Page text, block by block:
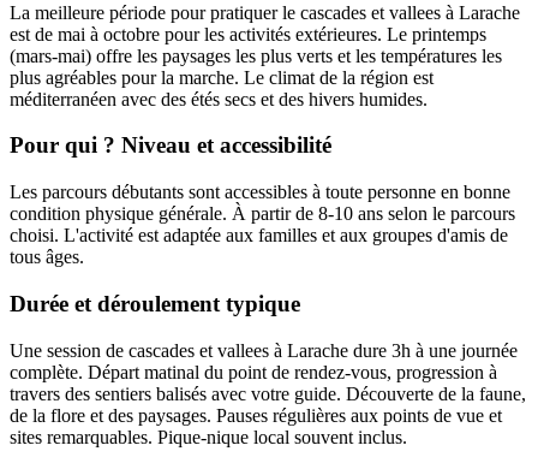
La meilleure période pour pratiquer le cascades et vallees à Larache
est de mai à octobre pour les activités extérieures. Le printemps
(mars-mai) offre les paysages les plus verts et les températures les
plus agréables pour la marche. Le climat de la région est
méditerranéen avec des étés secs et des hivers humides.
Pour qui ? Niveau et accessibilité
Les parcours débutants sont accessibles à toute personne en bonne
condition physique générale. À partir de 8-10 ans selon le parcours
choisi. L'activité est adaptée aux familles et aux groupes d'amis de
tous âges.
Durée et déroulement typique
Une session de cascades et vallees à Larache dure 3h à une journée
complète. Départ matinal du point de rendez-vous, progression à
travers des sentiers balisés avec votre guide. Découverte de la faune,
de la flore et des paysages. Pauses régulières aux points de vue et
sites remarquables. Pique-nique local souvent inclus.